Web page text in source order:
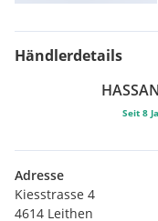
Händlerdetails
Seit 8
Adresse
Kiesstrasse 4
4614 Leithen